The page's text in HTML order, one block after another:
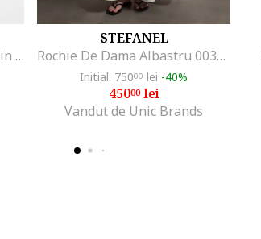
Rochie-tricou cu garnitura din dantela, Negru
STEFANEL
Rochie De Dama Albastru 003571127
Initial: 75000 lei -40%
45000lei
Vandut de Unic Brands